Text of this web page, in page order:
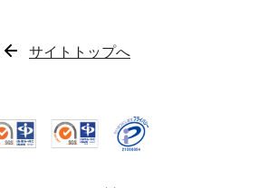
サイトトップへ